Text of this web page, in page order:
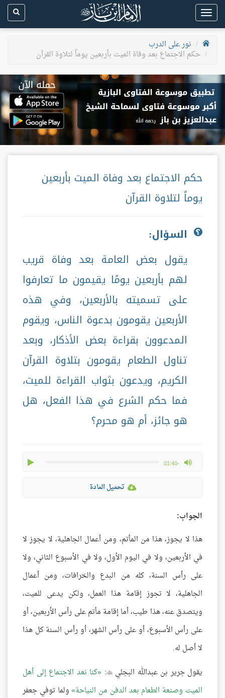
Toggle
navigation
نور على الدرب
حكم الاجتماع بعد وفاة الميت بأربعين يوماً لتلاوة القرآن
حكم الاجتماع بعد وفاة الميت بأربعين
يوماً لتلاوة القرآن
السؤال:
يقول بعض العامة بعد وفاة قريب
لهم بأربعين يومًا يقيمون ما تعارفوا
على تسميته بالأربعين، وفي هذه
الأربعين يقومون بدعوة الناس، ويقوم
المدعوون بقراءة بعض الأذكار، وبعد
تناول الطعام يقومون بتلاوة القرآن
الكريم، ويدعون بثواب القراءة للميت،
فما حكم الشرع في هذا الفعل، هل
هو جائز، أم هو محرم؟
-01:40
max volume
تحميل المادة
الجواب:
هذا لا يجوز، هذا من المأتم، ومن أعمال الجاهلية، لا يجوز لا
في الأربعين، ولا في اليوم الأول، ولا في الأسبوع الثاني، ولا
على رأس السنة، كله من البدع والخرافات، ومن أعمال
الجاهلية، لا تجوز إقامة هذا العمل، ولكن يدعى للميت،
ويتصدق عنه، هذا طيب، أما إقامة مأتم على رأس الأربعين، أو
على رأس الأسبوع، أو على رأس الشهر، أو رأس السنة كل هذا
لا أصل له.
يقول جرير بن عبدالله البجلي
: كنا نعد الاجتماع إلى أهل
الميت وصنعة الطعام بعد الدفن من النياحة ولما توفي جعفر